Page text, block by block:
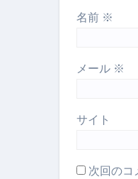
名前 ※
メール ※
サイト
次回のコ